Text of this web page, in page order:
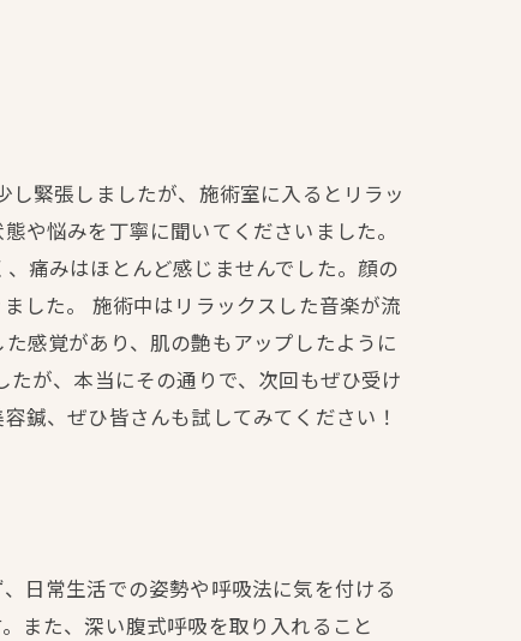
緊張しましたが、施術室に入るとリラッ
や悩みを丁寧に聞いてくださいました。
痛みはほとんど感じませんでした。顔の
した。 施術中はリラックスした音楽が流
感覚があり、肌の艶もアップしたように
が、本当にその通りで、次回もぜひ受け
鍼、ぜひ皆さんも試してみてください！
日常生活での姿勢や呼吸法に気を付ける
また、深い腹式呼吸を取り入れること